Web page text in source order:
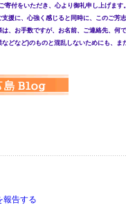
寄付をいただき、心より御礼申し上げま
支援に、心強く感じると同時に、このご芳
は、お手数ですが、お名前、ご連絡先、何
などなど)のものと混乱しないためにも、
報告する